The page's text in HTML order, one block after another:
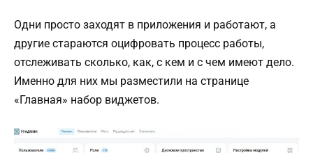
Одни просто заходят в приложения и работают, а
другие стараются оцифровать процесс работы,
отслеживать сколько, как, с кем и с чем имеют дело.
Именно для них мы разместили на странице
«Главная» набор виджетов.